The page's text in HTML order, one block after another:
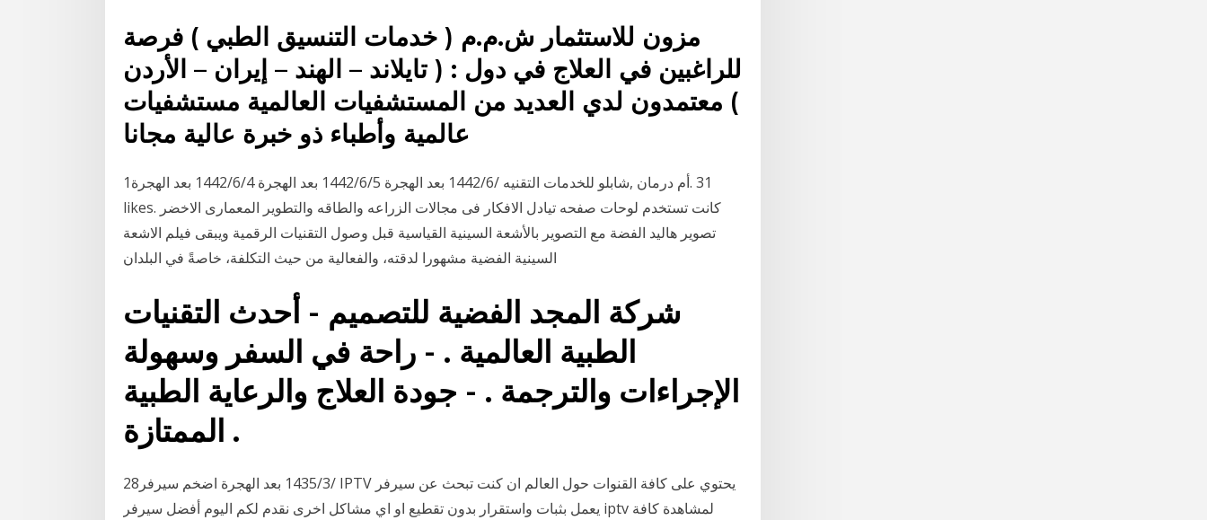
مزون للاستثمار ش.م.م ( خدمات التنسيق الطبي ) فرصة
للراغبين في العلاج في دول : ( تايلاند – الهند – إيران – الأردن
) معتمدون لدي العديد من المستشفيات العالمية مستشفيات
عالمية وأطباء ذو خبرة عالية مجانا
1‏‏/6‏‏/1442 بعد الهجرة 5‏‏/6‏‏/1442 بعد الهجرة 4‏‏/6‏‏/1442 بعد الهجرة ‎شابلو للخدمات التقنيه‎, ‎أم درمان‎. 31
likes. ‎صفحه تيادل الافكار فى مجالات الزراعه والطاقه والتطوير المعمارى الاخضر‎ كانت تستخدم لوحات
تصوير هاليد الفضة مع التصوير بالأشعة السينية القياسية قبل وصول التقنيات الرقمية ويبقى فيلم الاشعة
السينية الفضية مشهورا لدقته، والفعالية من حيث التكلفة، خاصةً في البلدان
شركة المجد الفضية للتصميم - أحدث التقنيات
الطبية العالمية . - راحة في السفر وسهولة
الإجراءات والترجمة . - جودة العلاج والرعاية الطبية
الممتازة .
28‏‏/3‏‏/1435 بعد الهجرة اضخم سيرفر IPTV يحتوي على كافة القنوات حول العالم ان كنت تبحث عن سيرفر
يعمل بثبات واستقرار بدون تقطيع او اي مشاكل اخرى نقدم لكم اليوم أفضل سيرفر iptv لمشاهدة كافة